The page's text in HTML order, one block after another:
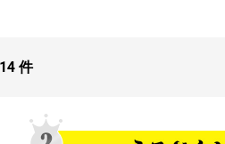
・トピックス
件